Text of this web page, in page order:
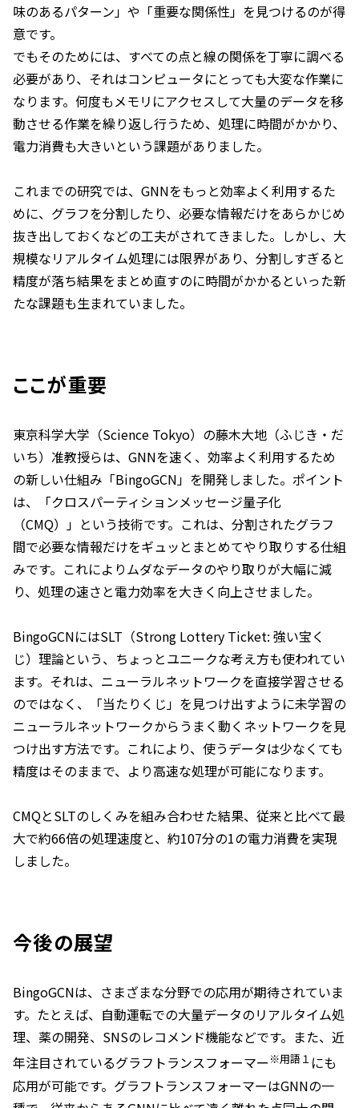
味のあるパターン」や「重要な関係性」を見つけるのが得
意です。
でもそのためには、すべての点と線の関係を丁寧に調べる
必要があり、それはコンピュータにとっても大変な作業に
なります。何度もメモリにアクセスして大量のデータを移
動させる作業を繰り返し行うため、処理に時間がかかり、
電力消費も大きいという課題がありました。
これまでの研究では、GNNをもっと効率よく利用するた
めに、グラフを分割したり、必要な情報だけをあらかじめ
抜き出しておくなどの工夫がされてきました。しかし、大
規模なリアルタイム処理には限界があり、分割しすぎると
精度が落ち結果をまとめ直すのに時間がかかるといった新
たな課題も生まれていました。
ここが重要
東京科学大学（Science Tokyo）の藤木大地（ふじき・だ
いち）准教授らは、GNNを速く、効率よく利用するため
の新しい仕組み「BingoGCN」を開発しました。ポイント
は、「クロスパーティションメッセージ量子化
（CMQ）」という技術です。これは、分割されたグラフ
間で必要な情報だけをギュッとまとめてやり取りする仕組
みです。これによりムダなデータのやり取りが大幅に減
り、処理の速さと電力効率を大きく向上させました。
BingoGCNにはSLT（Strong Lottery Ticket: 強い宝く
じ）理論という、ちょっとユニークな考え方も使われてい
ます。それは、ニューラルネットワークを直接学習させる
のではなく、「当たりくじ」を見つけ出すように未学習の
ニューラルネットワークからうまく動くネットワークを見
つけ出す方法です。これにより、使うデータは少なくても
精度はそのままで、より高速な処理が可能になります。
CMQとSLTのしくみを組み合わせた結果、従来と比べて最
大で約66倍の処理速度と、約107分の1の電力消費を実現
しました。
今後の展望
BingoGCNは、さまざまな分野での応用が期待されていま
す。たとえば、自動運転での大量データのリアルタイム処
理、薬の開発、SNSのレコメンド機能などです。また、近
年注目されているグラフトランスフォーマー ※用語１ にも
応用が可能です。グラフトランスフォーマーはGNNの一